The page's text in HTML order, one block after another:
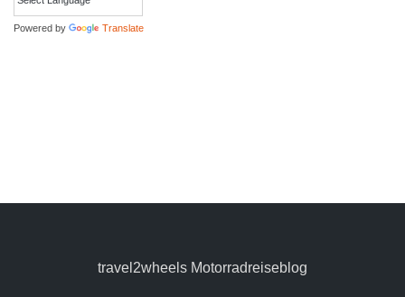
Powered by Translate
travel2wheels Motorradreiseblog